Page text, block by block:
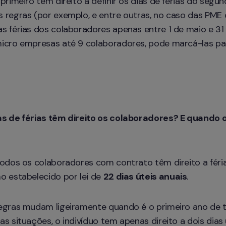
regras (por exemplo, e entre outras, no caso das
férias dos colaboradores apenas entre 1 de maio e
empresas até 9 colaboradores, pode marcá-las
de férias têm direito os colaboradores? E quando
os colaboradores com contrato têm direito a
estabelecido por lei de 22 dias úteis anuais.
mudam ligeiramente quando é o primeiro ano de
situações, o indivíduo tem apenas direito a dois